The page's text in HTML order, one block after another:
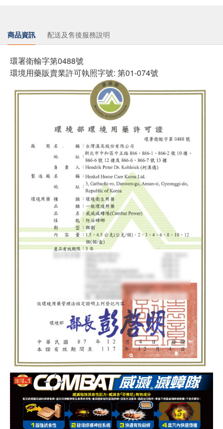
商品資訊 配送及售後服務說明
環署衛輸字第0488號
環境用藥販賣業許可執照字號: 第01-074號